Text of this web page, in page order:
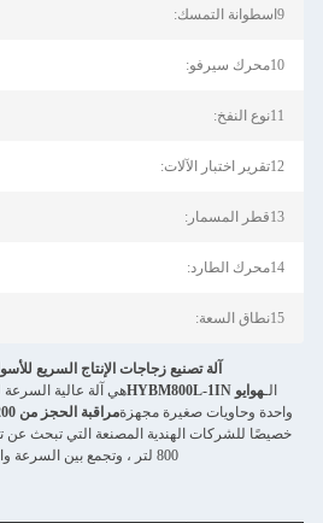
9اسطوانة التمسك:
10محرك سيرفو:
11نوع النفخ:
12تقرير اختبار الآلات:
13قطر المسمار:
14محرك الطارد:
15نطاق السعة:
آلة تصنيع زجاجات الإنتاج السريع
الـهوايو HYBM800L-1IN
هي آلة عالية
واحدة وحاويات صغيرة مجهزةمراقبة الحجز من 200 نقطة MOOG
800 لتر ، وتجمع بين السرعة والدقة والقدرة على تحمل التكاليف.